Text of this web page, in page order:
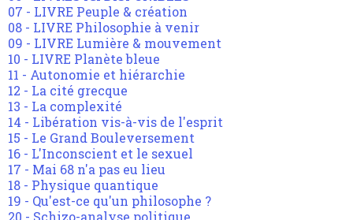
07 - LIVRE Peuple & création
08 - LIVRE Philosophie à venir
09 - LIVRE Lumière & mouvement
10 - LIVRE Planète bleue
11 - Autonomie et hiérarchie
12 - La cité grecque
13 - La complexité
14 - Libération vis-à-vis de l'esprit
15 - Le Grand Bouleversement
16 - L'Inconscient et le sexuel
17 - Mai 68 n'a pas eu lieu
18 - Physique quantique
19 - Qu'est-ce qu'un philosophe ?